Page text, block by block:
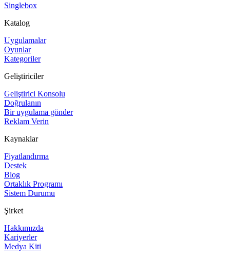
Singlebox
Katalog
Uygulamalar
Oyunlar
Kategoriler
Geliştiriciler
Geliştirici Konsolu
Doğrulanın
Bir uygulama gönder
Reklam Verin
Kaynaklar
Fiyatlandırma
Destek
Blog
Ortaklık Programı
Sistem Durumu
Şirket
Hakkımızda
Kariyerler
Medya Kiti